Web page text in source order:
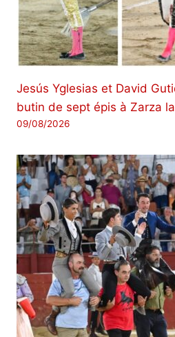
Jesús Yglesias et David
butin de sept épis à Zarza
09/08/2026